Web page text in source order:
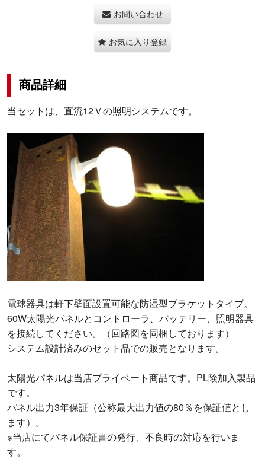
お問い合わせ
お気に入り登録
商品詳細
当セットは、直流12Ｖの照明システムです。
電球器具は軒下壁面設置可能な防湿型ブラケットタイプ。
60W太陽光パネルとコントローラ、バッテリー、照明器具
を接続してください。（回路図を同梱しております）
システム設計済みのセット品での販売となります。
太陽光パネルは当店プライベート商品です。PL険加入製品
です。
パネル出力3年保証（公称最大出力値の80％を保証値とし
ます）。
※当店にてパネル保証書の発行、不良時の対応を行いま
す。